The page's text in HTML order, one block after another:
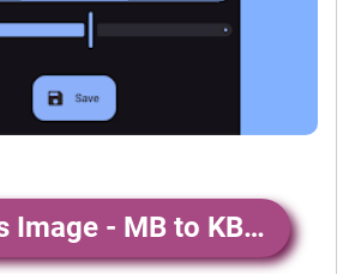
Compress Image - MB to KB ダウンロード